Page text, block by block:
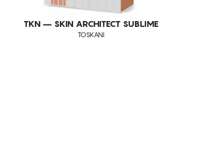
TKN – SKIN ARCHITECT SUBLIME
TOSKANI